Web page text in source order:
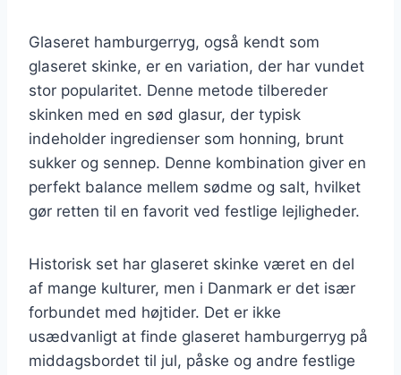
Glaseret hamburgerryg, også kendt som
glaseret skinke, er en variation, der har vundet
stor popularitet. Denne metode tilbereder
skinken med en sød glasur, der typisk
indeholder ingredienser som honning, brunt
sukker og sennep. Denne kombination giver en
perfekt balance mellem sødme og salt, hvilket
gør retten til en favorit ved festlige lejligheder.
Historisk set har glaseret skinke været en del
af mange kulturer, men i Danmark er det især
forbundet med højtider. Det er ikke
usædvanligt at finde glaseret hamburgerryg på
middagsbordet til jul, påske og andre festlige